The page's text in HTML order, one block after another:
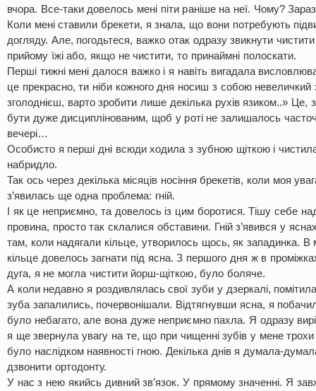
вчора. Все-таки довелось мені піти раніше на неї. Чому?
Коли мені ставили брекети, я знала, що вони потребують
догляду. Але, погодьтеся, важко отак одразу звикнути
прийому їжі або, якщо не чистити, то принаймні полоскати.
Перші тижні мені далося важко і я навіть вигадала
це прекрасно, ти ніби кожного дня носиш з собою невеличкий
зголоднієш, варто зробити лише декілька рухів язиком..» Це,
бути дуже дисциплінованим, щоб у роті не залишалось
вечері…
Особисто я перші дні всюди ходила з зубною щіткою і
набридло.
Так ось через декілька місяців носіння брекетів, коли моя
з’явилась ще одна проблема: гній.
І як це неприємно, та довелось із цим боротися. Тішу себе
провина, просто так склалися обставини. Гній з’явився у
там, коли надягали кільце, утворилось щось, як западинка. В
кільце довелось загнати під ясна. З першого дня ж в
дуга, я не могла чистити йорш-щіткою, було боляче.
А коли недавно я роздивлялась свої зуби у дзеркалі,
зуба запалились, почервонішали. Відтягнувши ясна, я
було небагато, але вона дуже неприємно пахла. Я одразу
я ще звернула увагу на те, що при чищенні зубів у мене
було наслідком наявності гною. Декілька днів я думала-
дзвонити ортодонту.
У нас з нею якийсь дивний зв’язок. У прямому значенні. Я